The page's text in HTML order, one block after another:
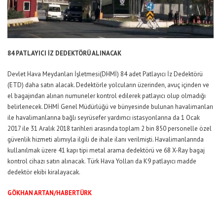
84 PATLAYICI İZ DEDEKTÖRÜ ALINACAK
Devlet Hava Meydanları İşletmesi(DHMİ) 84 adet Patlayıcı İz Dedektörü
(ETD) daha satın alacak. Dedektörle yolcuların üzerinden, avuç içinden ve
el bagajından alınan numuneler kontrol edilerek patlayıcı olup olmadığı
belirlenecek. DHMİ Genel Müdürlüğü ve bünyesinde bulunan havalimanları
ile havalimanlarına bağlı seyrüsefer yardımcı istasyonlarına da 1 Ocak
2017 ile 31 Aralık 2018 tarihleri arasında toplam 2 bin 850 personelle özel
güvenlik hizmeti alımıyla ilgili de ihale ilanı verilmişti. Havalimanlarında
kullanılmak üzere 41 kapı tipi metal arama dedektörü ve 68 X-Ray bagaj
kontrol cihazı satın alınacak. Türk Hava Yolları da K9 patlayıcı madde
dedektör ekibi kiralayacak.
GÖKHAN ARTAN/HABERTÜRK